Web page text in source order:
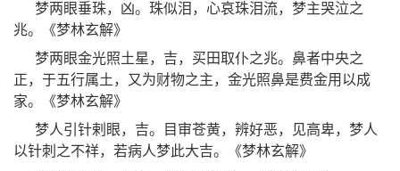
梦两眼垂珠，凶。珠似泪，心哀珠泪流，梦主哭泣之
兆。《梦林玄解》
梦两眼金光照土星，吉，买田取仆之兆。鼻者中央之
正，于五行属土，又为财物之主，金光照鼻是费金用以成
家。《梦林玄解》
梦人引针剌眼，吉。目审苍黄，辨好恶，见高卑，梦人
以针刺之不祥，若病人梦此大吉。《梦林玄解》